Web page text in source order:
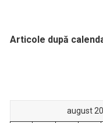
Articole după
august